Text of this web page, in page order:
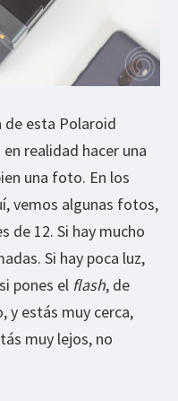
de esta Polaroid
realidad hacer una
una foto. En los
vemos algunas fotos,
de 12. Si hay mucho
Si hay poca luz,
pones el flash, de
y estás muy cerca,
muy lejos, no